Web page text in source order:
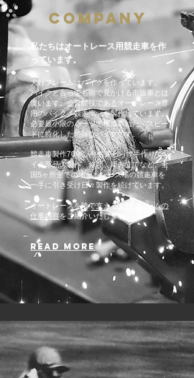
company
私たちはオートレース用競走車を作
っています。
大野フレームはバイクを作っています。
バイクと言っても街で見かける市販車とは
違います。公営競技であるオートレース専
用のバイク「競走車」を製作しています。
必要最小限のパーツで構成された、スピー
ドに特化した特殊なバイクです。
競走車製作70年。今も変わらず手作りでバ
イク部品の製作、修理、組み立てなど、全
国5ヶ所全てのオートレース場の競走車を
一手に引き受け日々製作を続けています。
オートレースを陰で支える大野フレームの
仕事内容をご紹介いたします。
​READ MORE